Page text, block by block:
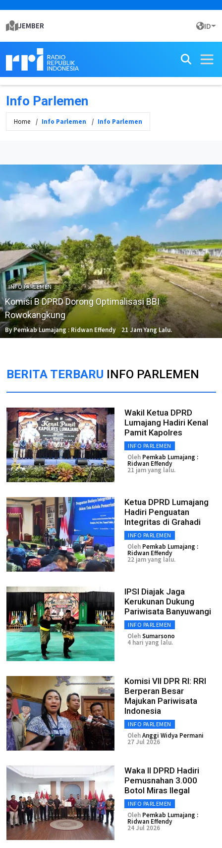
JEMBER ID
Info Parlemen
Home Info Parlemen Info Parlemen
INFO PARLEMEN
Komisi B DPRD Dorong Optimalisasi BBI
Rowokangkung
By Pemkab Lumajang : Ridwan Effendy 21 Jam Yang Lalu.
BERITA TERBARU INFO PARLEMEN
Wakil Ketua DPRD
Lumajang Hadiri Kenal
Pamit Kapolres
INFO PARLEMEN
Oleh Pemkab Lumajang :
Ridwan Effendy
21 jam yang lalu.
Ketua DPRD Lumajang
Hadiri Penguatan
Integritas di Grahadi
INFO PARLEMEN
Oleh Pemkab Lumajang :
Ridwan Effendy
22 jam yang lalu.
IPSI Diajak Jaga
Kerukunan Dukung
Pariwisata Banyuwangi
INFO PARLEMEN
OlehSumarsono
4 hari yang lalu.
Komisi VII DPR RI: RRI
Berperan Besar
Majukan Pariwisata
Indonesia
INFO PARLEMEN
OlehAnggi Widya Permani
27 Jul 2026
Waka II DPRD Hadiri
Pemusnahan 3.000
Botol Miras Ilegal
INFO PARLEMEN
Oleh Pemkab Lumajang :
Ridwan Effendy
24 Jul 2026